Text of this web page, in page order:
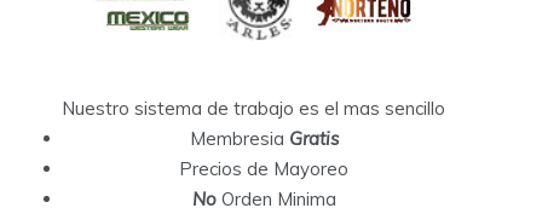
Nuestro sistema de trabajo es el mas sencillo
Membresia Gratis
Precios de Mayoreo
NoOrden Minima